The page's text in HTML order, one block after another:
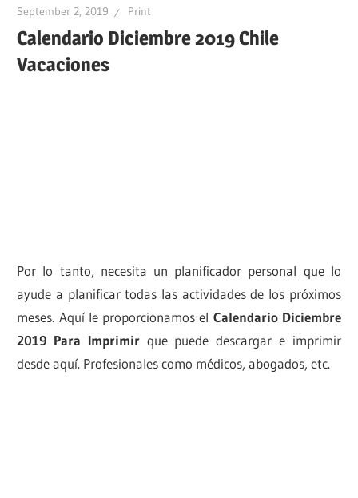
September 2, 2019 Print
Calendario Diciembre 2019 Chile
Vacaciones
Por lo tanto, necesita un planificador personal que lo
ayude a planificar todas las actividades de los próximos
meses. Aquí le proporcionamos el Calendario Diciembre
2019 Para Imprimirque puede descargar e imprimir
desde aquí. Profesionales como médicos, abogados, etc.